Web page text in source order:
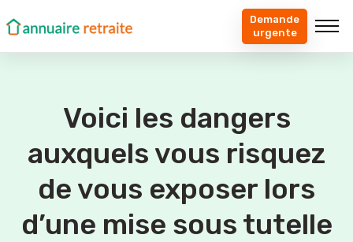
Demande
urgente
Voici les dangers
auxquels vous risquez
de vous exposer lors
d’une mise sous tutelle